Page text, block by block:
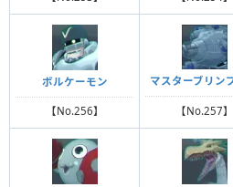
ボルケーモン
【No.256】
マスターブリン
【No.257】